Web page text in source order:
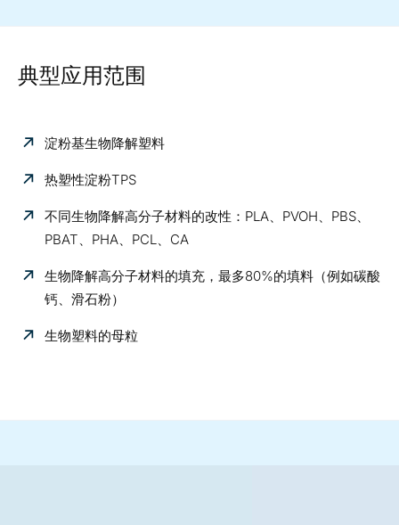
典型应用范围
淀粉基生物降解塑料
热塑性淀粉TPS
不同生物降解高分子材料的改性：PLA、PVOH、PBS、
PBAT、PHA、PCL、CA
生物降解高分子材料的填充，最多80%的填料（例如碳酸
钙、滑石粉）
生物塑料的母粒